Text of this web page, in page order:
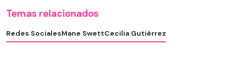
Temas relacionados
Redes SocialesMane SwettCecilia Gutiérrez